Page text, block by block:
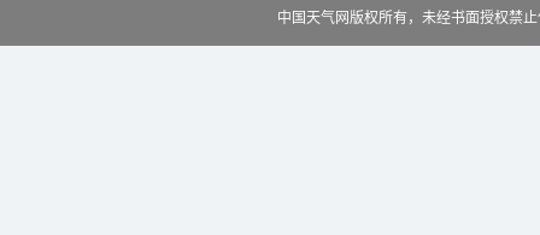
中国天气网版权所有，未经书面授权